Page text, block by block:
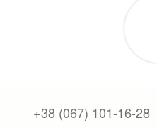
+38 (067) 101-16-28